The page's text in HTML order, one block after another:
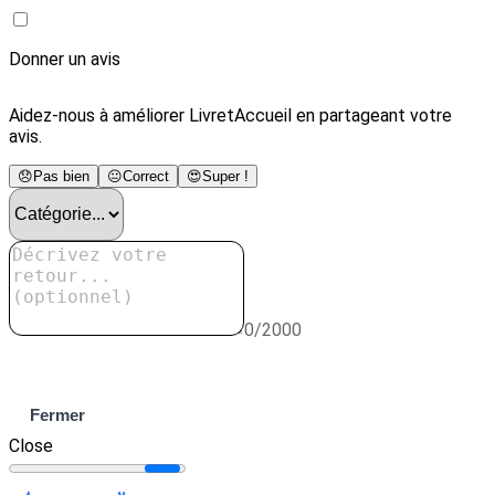
Donner un avis
Aidez-nous à améliorer LivretAccueil en partageant votre
avis.
😞 Pas bien 😐Correct 😍Super !
0/2000
Fermer
Close